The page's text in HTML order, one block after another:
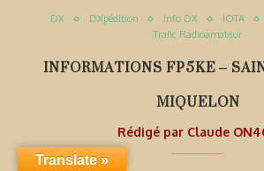
DX DXpédition Info DX IOTA
Trafic Radioamateur
INFORMATIONS FP5KE –
MIQUELON
Rédigé par Claude
Translate »